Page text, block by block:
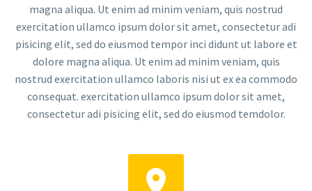
magna aliqua. Ut enim ad minim veniam, quis nostrud
exercitation ullamco ipsum dolor sit amet, consectetur adi
pisicing elit, sed do eiusmod tempor inci didunt ut labore et
dolore magna aliqua. Ut enim ad minim veniam, quis
nostrud exercitation ullamco laboris nisi ut ex ea commodo
consequat. exercitation ullamco ipsum dolor sit amet,
consectetur adi pisicing elit, sed do eiusmod temdolor.

